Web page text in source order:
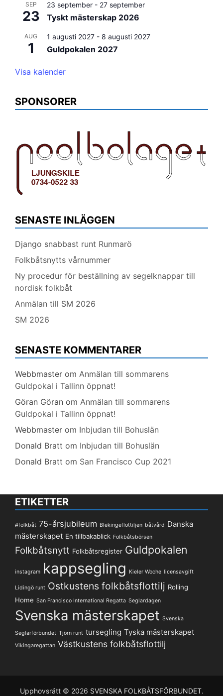
SEP
23
23 september - 27 september
Tyskt mästerskap 2026
AUG
1
1 augusti 2027 - 8 augusti 2027
Guldpokalen 2027
Visa kalender
SPONSORER
SENASTE INLÄGGEN
Django snabbast runt Runmarö
Folkbåtsnytts vårnummer
Ny procedur för beställning av segelknappar till
nordisk folkbåt
Anmälan till SM 2026
SM 2026
SENASTE KOMMENTARER
Webbmaster om Anmälan till sommarens
Guldpokal i Tallinn öppnat!
Göran Göran om Anmälan till sommarens
Guldpokal i Tallinn öppnat!
Webbmaster om Inbjudan till Bohuslän
Donald Bratt om Inbjudan till Bohuslän
Donald Bratt om San Francisco Cup 2021
ETIKETTER
#folkbåt 75-årsjubileum Blekingeflottiljen båtvård Danska
mästerskapet En tillbakablick Folkbåtsbörsen
Folkbåtsnytt Folkbåtsregister Guldpokalen
instagram kappsegling Kieler Woche licensavgift
Lidingö runt Ostkustens folkbåtsflottilj Rolling
Home San Francisco International Regatta Seglardagen
Svenska mästerskapet Svenska
Seglarförbundet Tjörn runt tursegling Tyska mästerskapet
Vikingaregattan Västkustens folkbåtsflottilj
Upphovsrätt © 2026 SVENSKA FOLKBÅTSFÖRBUNDET.